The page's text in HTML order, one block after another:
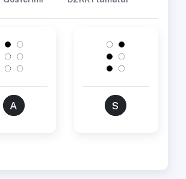
A S